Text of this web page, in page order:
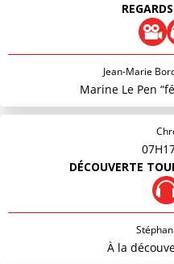
Jean-Marie
Marine Le Pen
DÉCOUVERTE
À la